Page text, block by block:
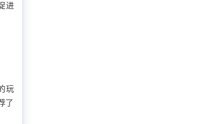
进
玩
了